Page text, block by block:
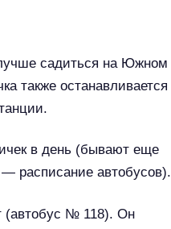
садиться на Южном
также останавливается
в день (бывают еще
расписание автобусов).
(автобус № 118). Он